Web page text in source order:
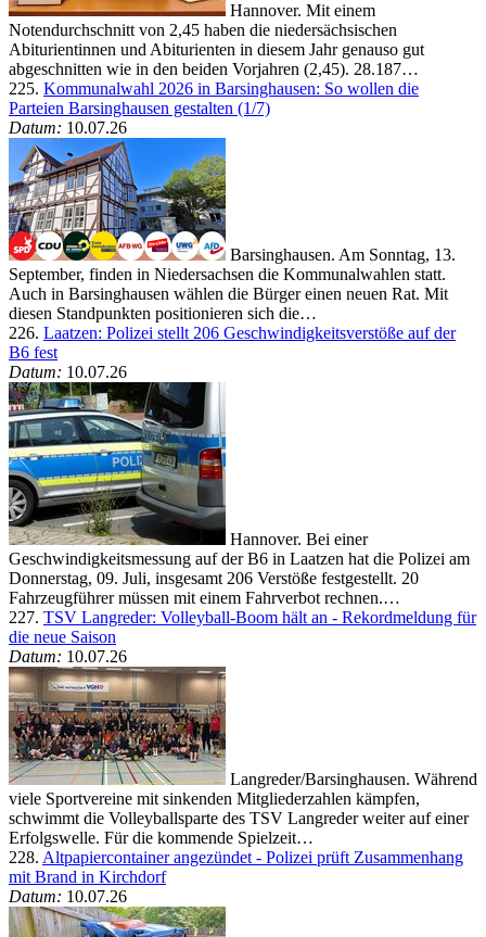
Hannover. Mit einem
Notendurchschnitt von 2,45 haben die niedersächsischen
Abiturientinnen und Abiturienten in diesem Jahr genauso gut
abgeschnitten wie in den beiden Vorjahren (2,45). 28.187…
225. Kommunalwahl 2026 in Barsinghausen: So wollen die
Parteien Barsinghausen gestalten (1/7)
Datum: 10.07.26
Barsinghausen. Am Sonntag, 13.
September, finden in Niedersachsen die Kommunalwahlen statt.
Auch in Barsinghausen wählen die Bürger einen neuen Rat. Mit
diesen Standpunkten positionieren sich die…
226. Laatzen: Polizei stellt 206 Geschwindigkeitsverstöße auf der
B6 fest
Datum: 10.07.26
Hannover. Bei einer
Geschwindigkeitsmessung auf der B6 in Laatzen hat die Polizei am
Donnerstag, 09. Juli, insgesamt 206 Verstöße festgestellt. 20
Fahrzeugführer müssen mit einem Fahrverbot rechnen.…
227. TSV Langreder: Volleyball-Boom hält an - Rekordmeldung für
die neue Saison
Datum: 10.07.26
Langreder/Barsinghausen. Während
viele Sportvereine mit sinkenden Mitgliederzahlen kämpfen,
schwimmt die Volleyballsparte des TSV Langreder weiter auf einer
Erfolgswelle. Für die kommende Spielzeit…
228. Altpapiercontainer angezündet - Polizei prüft Zusammenhang
mit Brand in Kirchdorf
Datum: 10.07.26